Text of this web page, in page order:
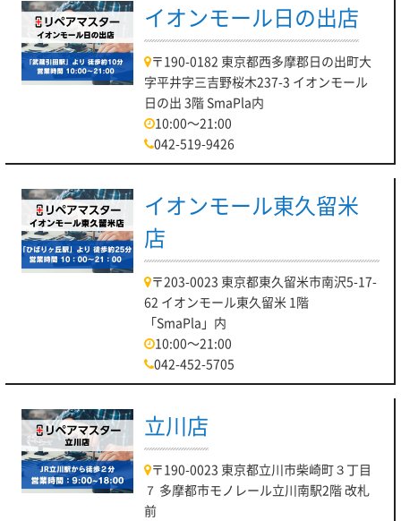
イオンモール日の出店
〒190-0182 東京都西多摩郡日の出町大
字平井字三吉野桜木237-3 イオンモール
日の出 3階 SmaPla内
10:00～21:00
042-519-9426
イオンモール東久留米
店
〒203-0023 東京都東久留米市南沢5-17-
62 イオンモール東久留米 1階
「SmaPla」内
10:00～21:00
042-452-5705
立川店
〒190-0023 東京都立川市柴崎町３丁目
７ 多摩都市モノレール立川南駅2階 改札
前